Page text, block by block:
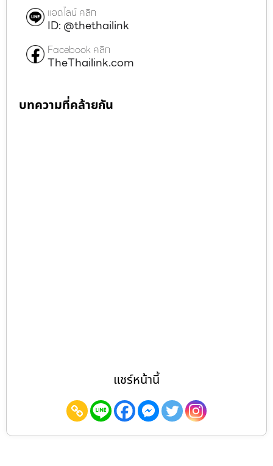
แอดไลน์ คลิก
ID: @thethailink
Facebook คลิก
TheThailink.com
บทความที่คล้ายกัน
แชร์หน้านี้